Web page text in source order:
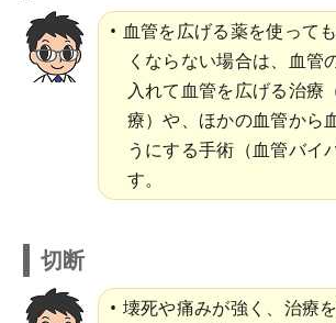
血管を広げる薬を使って
くならない場合は、血管
入れて血管を広げる治療
療）や、ほかの血管から
うにする手術（血管バイ
す。
切断
壊死や痛みが強く、治療